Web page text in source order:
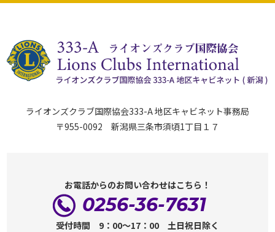
ライオンズクラブ国際協会333-A 地区キャビネット事務局
〒955-0092 新潟県三条市須頃1丁目１７
お電話からのお問い合わせはこちら！
0256-36-7631
受付時間 9：00～17：00 土日祝日除く